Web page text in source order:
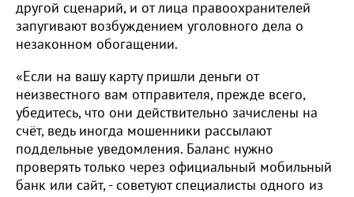
другой сценарий, и от лица правоохранителей
запугивают возбуждением уголовного дела о
незаконном обогащении.
«Если на вашу карту пришли деньги от
неизвестного вам отправителя, прежде всего,
убедитесь, что они действительно зачислены на
счёт, ведь иногда мошенники рассылают
поддельные уведомления. Баланс нужно
проверять только через официальный мобильный
банк или сайт, - советуют специалисты одного из